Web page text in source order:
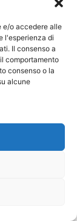
e/o accedere alle
l'esperienza di
Il consenso a
comportamento
consenso o la
alcune
dopo il crollo
salendo?